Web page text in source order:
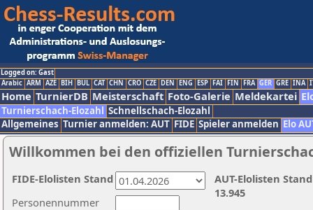
Logged on: Gast
Arabic ARM AZE BIH BUL CAT CHN CRO CZE DEN ENG ESP FAI FIN FRA GER GRE INA
Home TurnierDB Meisterschaft Foto-Galerie Meldekartei
Turnierschach-Elozahl Schnellschach-Elozahl
Allgemeines Turnier anmelden: AUT FIDE Spieler anmelden Elo
Willkommen bei den offiziellen
Personennummer
AUT-Elolisten
13.945
FIDE-Elolisten Stand